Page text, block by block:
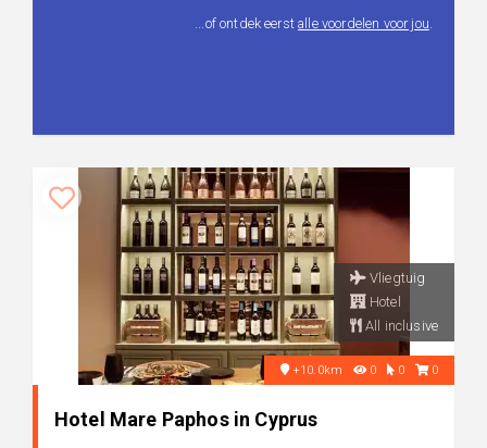
...of ontdek eerstalle voordelen voor jou.
Vliegtuig
Hotel
All inclusive
+10.0km 0 0 0
Hotel Mare Paphos in Cyprus